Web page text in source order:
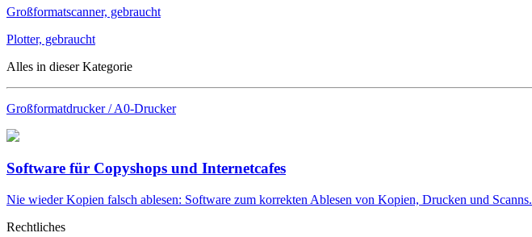
Großformatscanner, gebraucht
Plotter, gebraucht
Alles in dieser Kategorie
Großformatdrucker / A0-Drucker
Software für Copyshops und Internetcafes
Nie wieder Kopien falsch ablesen: Software zum korrekten Ablesen von Kopien, Drucken und Scanns.
Rechtliches